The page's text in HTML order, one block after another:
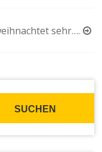
sehr….
SUCHEN